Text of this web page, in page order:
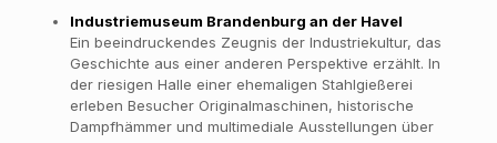
Industriemuseum Brandenburg an der Havel
Ein beeindruckendes Zeugnis der Industriekultur, das
Geschichte aus einer anderen Perspektive erzählt. In
der riesigen Halle einer ehemaligen Stahlgießerei
erleben Besucher Originalmaschinen, historische
Dampfhämmer und multimediale Ausstellungen über